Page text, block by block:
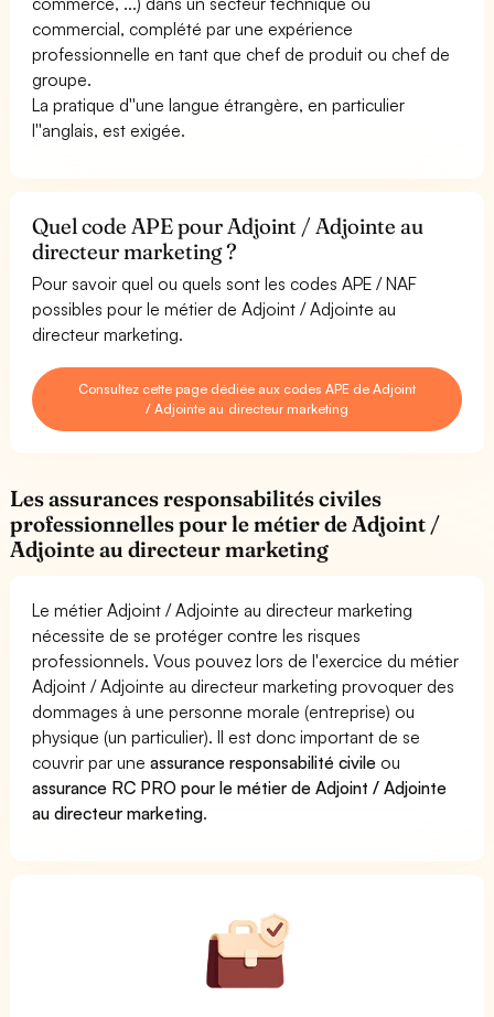
commercial, complété par une expérience
professionnelle en tant que chef de produit ou chef de
groupe.
La pratique d''une langue étrangère, en particulier
l''anglais, est exigée.
Quel code APE pour Adjoint / Adjointe au
directeur marketing ?
Pour savoir quel ou quels sont les codes APE / NAF
possibles pour le métier de Adjoint / Adjointe au
directeur marketing.
Consultez cette page dédiée aux codes APE de Adjoint
/ Adjointe au directeur marketing
Les assurances responsabilités civiles
professionnelles pour le métier de Adjoint /
Adjointe au directeur marketing
Le métier Adjoint / Adjointe au directeur marketing
nécessite de se protéger contre les risques
professionnels. Vous pouvez lors de l'exercice du métier
Adjoint / Adjointe au directeur marketing provoquer des
dommages à une personne morale (entreprise) ou
physique (un particulier). Il est donc important de se
couvrir par uneassurance responsabilité civile ou
assurance RC PRO pour le métier de Adjoint / Adjointe
au directeur marketing.